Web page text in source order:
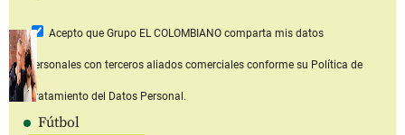
Fútbol
Acepto que Grupo EL COLOMBIANOcomparta mis datos
personales con terceros aliados comerciales conforme su Política de
Tratamiento del Datos Personal.